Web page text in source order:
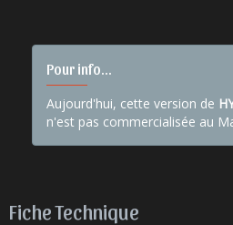
Pour info...
Aujourd'hui, cette version de
n'est pas commercialisée au
Fiche Technique